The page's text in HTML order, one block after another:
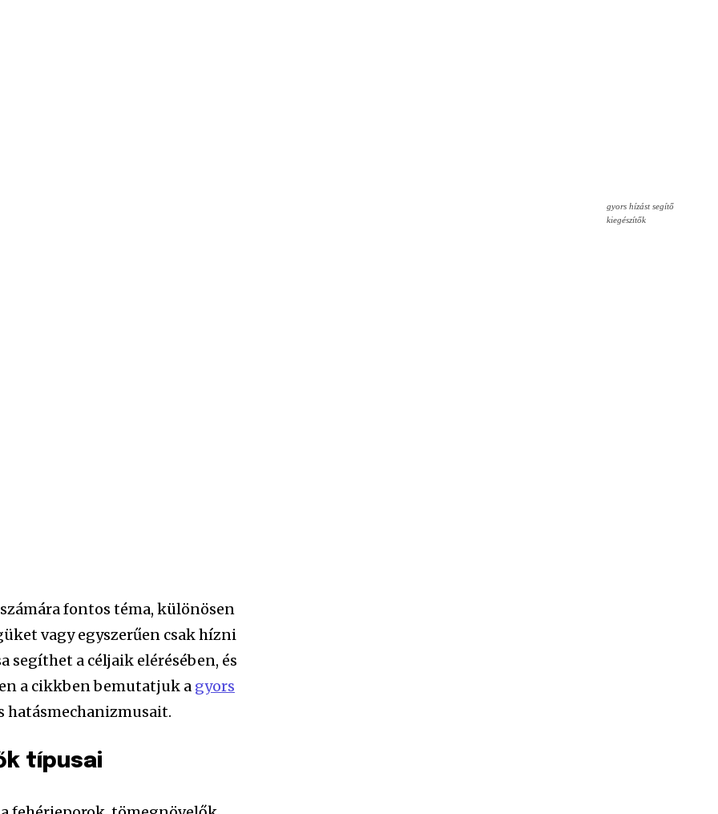
gyors hízást segítő
kiegészítők
fontos téma, különösen
vagy egyszerűen csak hízni
segíthet a céljaik elérésében, és
a cikkben bemutatjuk a gyors
hatásmechanizmusait.
típusai